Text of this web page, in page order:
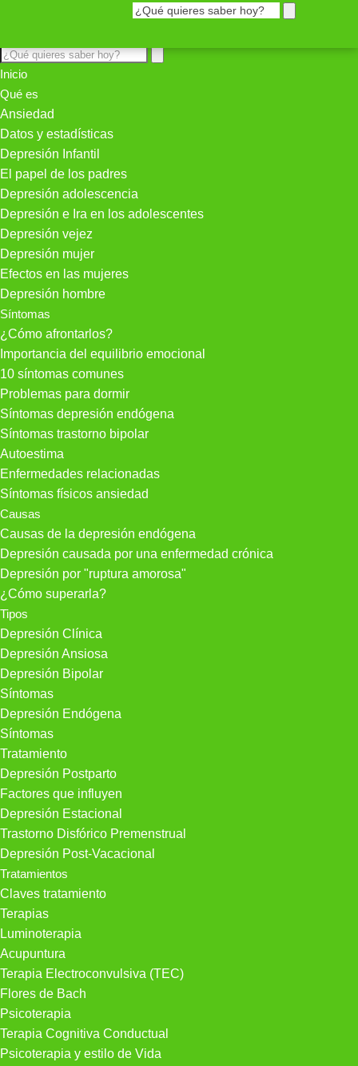
Inicio
Qué es
Ansiedad
Datos y estadísticas
Depresión Infantil
El papel de los padres
Depresión adolescencia
Depresión e Ira en los adolescentes
Depresión vejez
Depresión mujer
Efectos en las mujeres
Depresión hombre
Síntomas
¿Cómo afrontarlos?
Importancia del equilibrio emocional
10 síntomas comunes
Problemas para dormir
Síntomas depresión endógena
Síntomas trastorno bipolar
Autoestima
Enfermedades relacionadas
Síntomas físicos ansiedad
Causas
Causas de la depresión endógena
Depresión causada por una enfermedad crónica
Depresión por "ruptura amorosa"
¿Cómo superarla?
Tipos
Depresión Clínica
Depresión Ansiosa
Depresión Bipolar
Síntomas
Depresión Endógena
Síntomas
Tratamiento
Depresión Postparto
Factores que influyen
Depresión Estacional
Trastorno Disfórico Premenstrual
Depresión Post-Vacacional
Tratamientos
Claves tratamiento
Terapias
Luminoterapia
Acupuntura
Terapia Electroconvulsiva (TEC)
Flores de Bach
Psicoterapia
Terapia Cognitiva Conductual
Psicoterapia y estilo de Vida